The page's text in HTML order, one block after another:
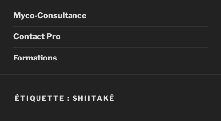
Myco-Consultance
Contact Pro
Formations
ÉTIQUETTE : SHIITAKÉ